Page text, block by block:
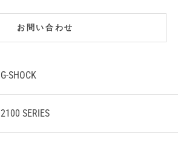
お問い合わせ
G-SHOCK
2100 SERIES